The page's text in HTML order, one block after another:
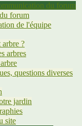
du forum
forum
de l'équipe
?
arbres
questions diverses
jardin
site